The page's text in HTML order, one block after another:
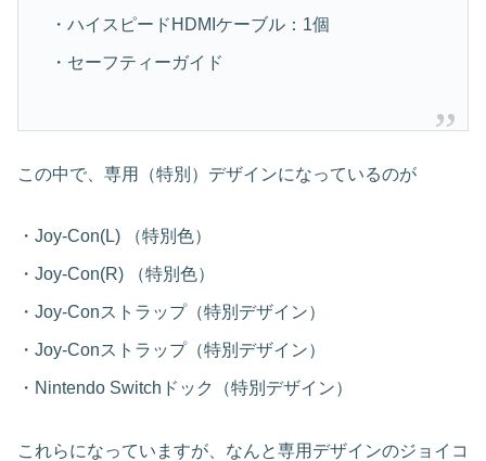
・ハイスピードHDMIケーブル：1個
・セーフティーガイド
この中で、専用（特別）デザインになっているのが
・Joy-Con(L) （特別色）
・Joy-Con(R) （特別色）
・Joy-Conストラップ（特別デザイン）
・Joy-Conストラップ（特別デザイン）
・Nintendo Switchドック（特別デザイン）
これらになっていますが、なんと専用デザインのジョイコ